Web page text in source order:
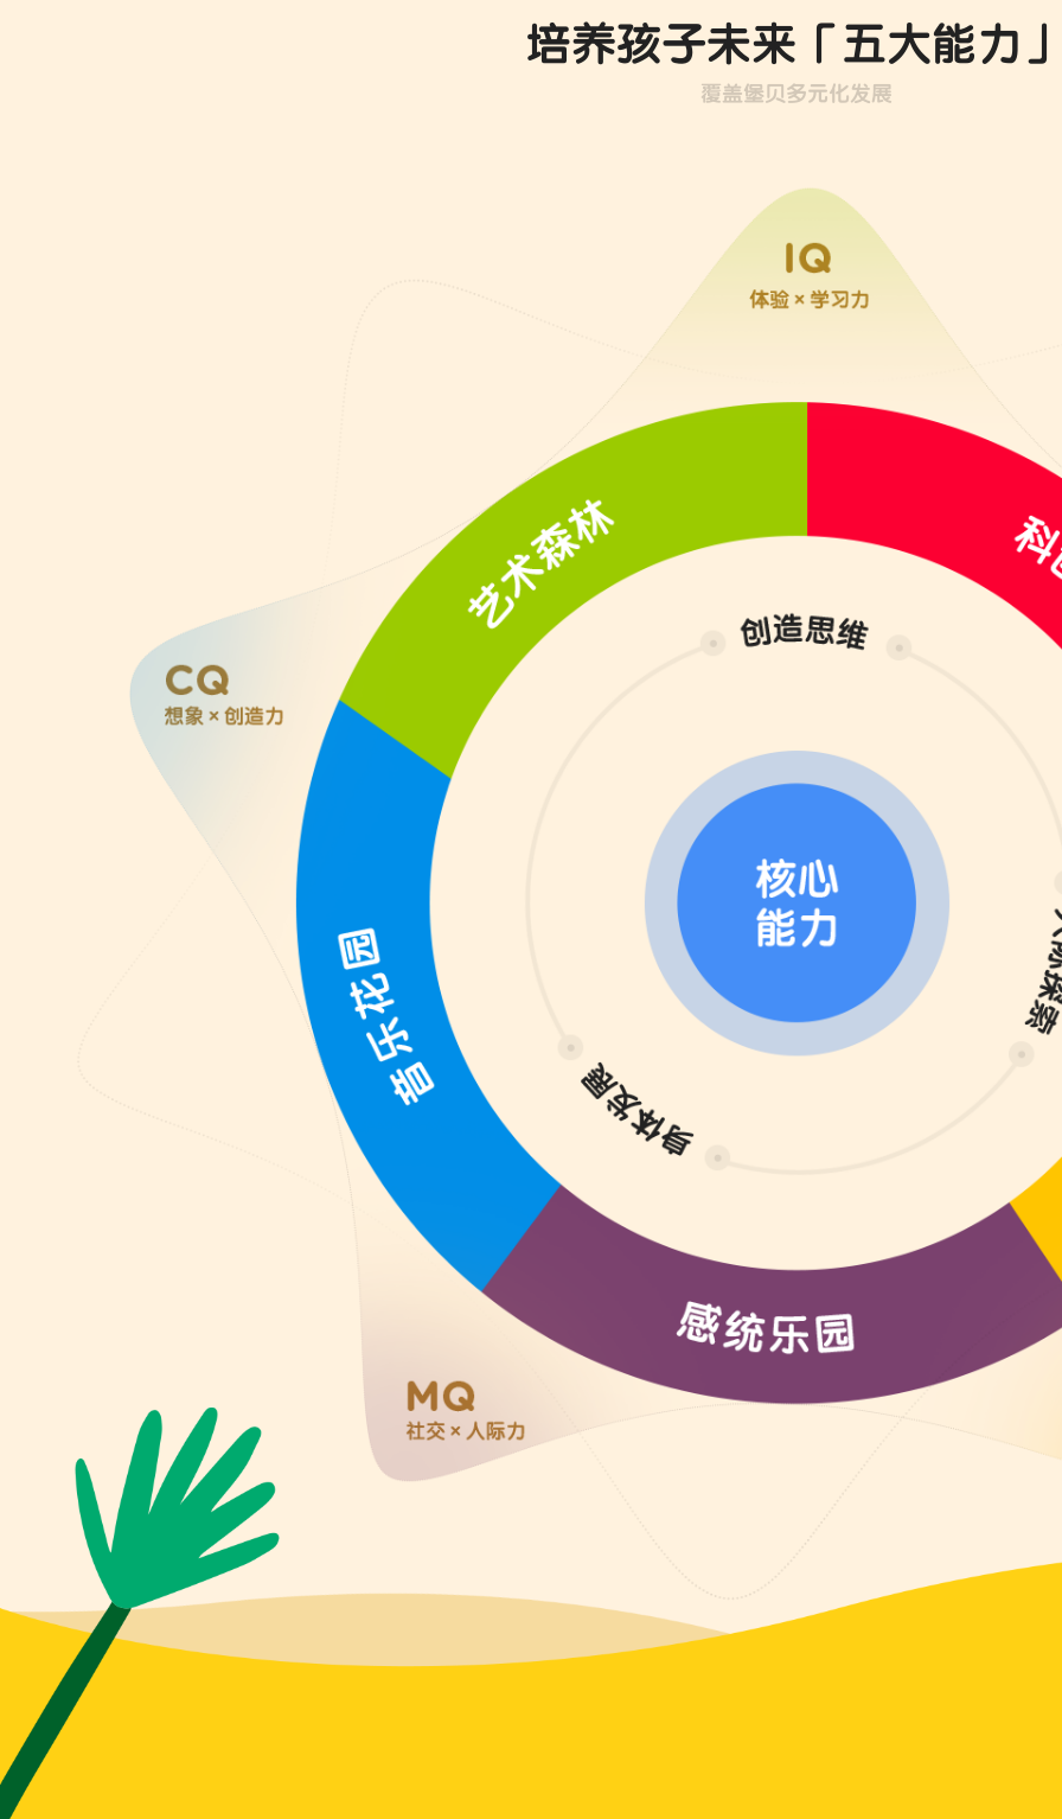
培养孩子未来「五大能力
覆盖堡贝多元化发展